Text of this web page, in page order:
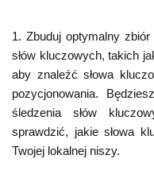
1. Zbuduj optymalny
słów kluczowych, takich
aby znaleźć słowa
pozycjonowania.
śledzenia słów
sprawdzić, jakie słowa
Twojej lokalnej niszy.